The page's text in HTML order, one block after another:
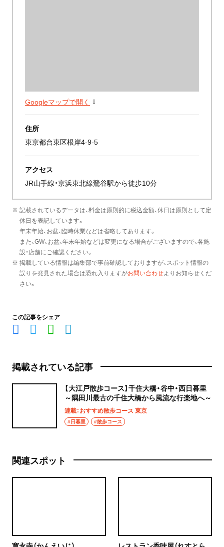
Googleマップで開く
住所
東京都台東区根岸4-9-5
アクセス
JR山手線・京浜東北線鶯谷駅から徒歩10分
※ 記載されているデータは、料金は原則的に税込金額、休日は原則として定
休日を表記しています。
年末年始、お盆、臨時休業などは省略してあります。
また、GW、お盆、年末年始などは変更になる場合がございますので、各施
設・店舗にご確認ください。
※ 掲載している情報は編集部で事前確認しておりますが、スポット情報の
誤りを発見された場合は恐れ入りますがお問い合わせよりお知らせくだ
さい。
この記事をシェア
掲載されている記事
【大江戸散歩コース】千住大橋・谷中・西日暮里
～隅田川最古の千住大橋から風流な行楽地へ～
連載：おすすめ散歩コース 東京
#日暮里 #散歩コース
関連スポット